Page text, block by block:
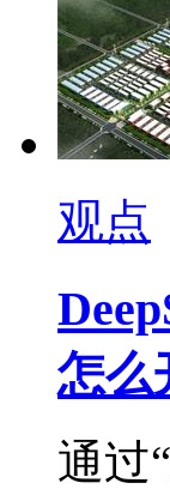
观点
怎么
通过